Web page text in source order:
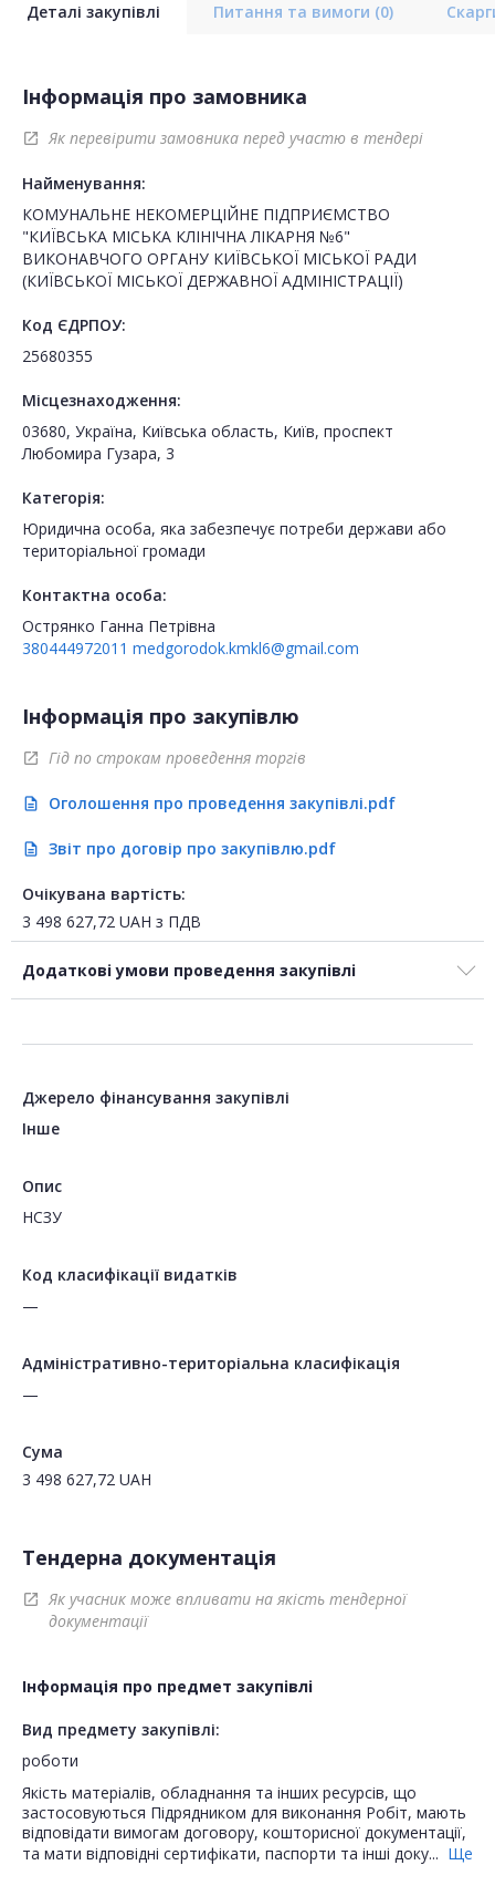
Деталі закупівлі Питання та вимоги (0)
Інформація про замовника
open_in_new Як перевірити замовника перед участю в тендері
Найменування:
КОМУНАЛЬНЕ НЕКОМЕРЦІЙНЕ ПІДПРИЄМСТВО
"КИЇВСЬКА МІСЬКА КЛІНІЧНА ЛІКАРНЯ №6"
ВИКОНАВЧОГО ОРГАНУ КИЇВСЬКОЇ МІСЬКОЇ РАДИ
(КИЇВСЬКОЇ МІСЬКОЇ ДЕРЖАВНОЇ АДМІНІСТРАЦІЇ)
Код ЄДРПОУ:
25680355
Місцезнаходження:
03680, Україна, Київська область, Київ, проспект
Любомира Гузара, 3
Категорія:
Юридична особа, яка забезпечує потреби держави або
територіальної громади
Контактна особа:
Острянко Ганна Петрівна
380444972011 medgorodok.kmkl6@gmail.com
Інформація про закупівлю
open_in_new Гід по строкам проведення торгів
description Оголошення про проведення закупівлі.pdf
description Звіт про договір про закупівлю.pdf
Очікувана вартість:
3 498 627,72 UAH з ПДВ
Додаткові умови проведення закупівлі
Джерело фінансування закупівлі
Інше
Опис
НСЗУ
Код класифікації видатків
—
Адміністративно-територіальна класифікація
—
Сума
3 498 627,72 UAH
Тендерна документація
open_in_new
Як учасник може впливати на якість тендерної
документації
Інформація про предмет закупівлі
Вид предмету закупівлі:
роботи
Якість матеріалів, обладнання та інших ресурсів, що
застосовуються Підрядником для виконання Робіт, мають
відповідати вимогам договору, кошторисної документації,
та мати відповідні сертифікати, паспорти та інші доку... Ще